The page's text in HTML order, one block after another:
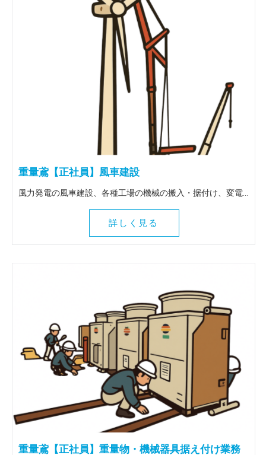
重量鳶【正社員】風車建設
詳しく見る
重量鳶【正社員】重量物・機械器具据え付け業務